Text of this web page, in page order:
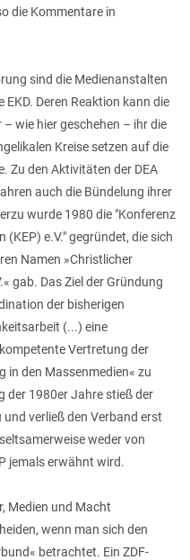
die Kommentare in
sind die Medienanstalten
EKD. Deren Reaktion kann die
wie hier geschehen – ihr die
Kreise setzen auf die
Zu den Aktivitäten der DEA
auch die Bündelung ihrer
wurde 1980 die "Konferenz
(KEP) e.V." gegründet, die sich
Namen »Christlicher
gab. Das Ziel der Gründung
der bisherigen
(...) eine
Vertretung der
in den Massenmedien« zu
der 1980er Jahre stieß der
verließ den Verband erst
weder von
jemals erwähnt wird.
Medien und Macht
wenn man sich den
betrachtet. Ein ZDF-